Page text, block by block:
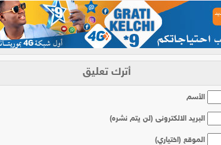
أترك تعليق
الأسم
البريد الالكترونى (لن يتم نشره)
الموقع (اختياري)